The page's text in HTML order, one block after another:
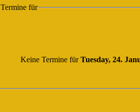
Termine für
Keine Termine fürTuesday, 24.